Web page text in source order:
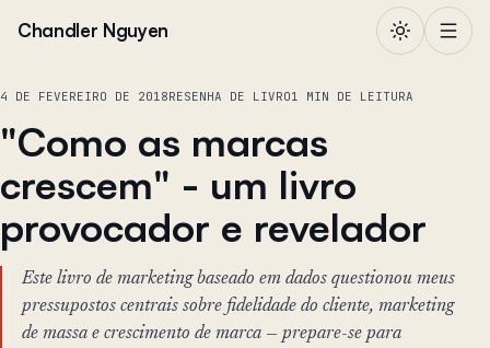
Chandler Nguyen
4 DE FEVEREIRO DE 2018RESENHA DE LIVRO1 MIN DE LEITURA
"Como as marcas
crescem" - um livro
provocador e revelador
Este livro de marketing baseado em dados questionou meus
pressupostos centrais sobre fidelidade do cliente, marketing
de massa e crescimento de marca — prepare-se para